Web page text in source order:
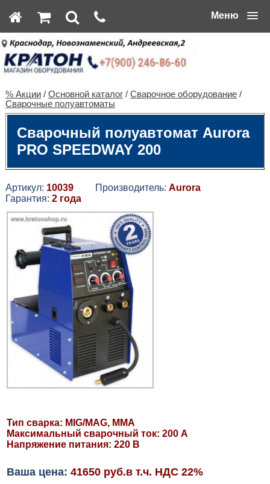
Меню
% Акции/ Основной каталог/ Сварочное оборудование/
Сварочные полуавтоматы
Сварочный полуавтомат Aurora
PRO SPEEDWAY 200
Артикул: 10039Производитель: Aurora
Гарантия: 2 года
Тип сварка: MIG/MAG, MMA
Максимальный сварочный ток: 200 А
Напряжение питания: 220 В
Ваша цена: 41650 руб.в т.ч. НДС 22%